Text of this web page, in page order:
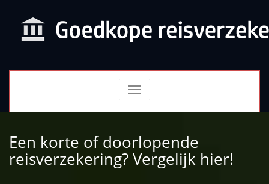
TOGGLE
NAVIGATION
Een korte of doorlopende
reisverzekering? Vergelijk hier!